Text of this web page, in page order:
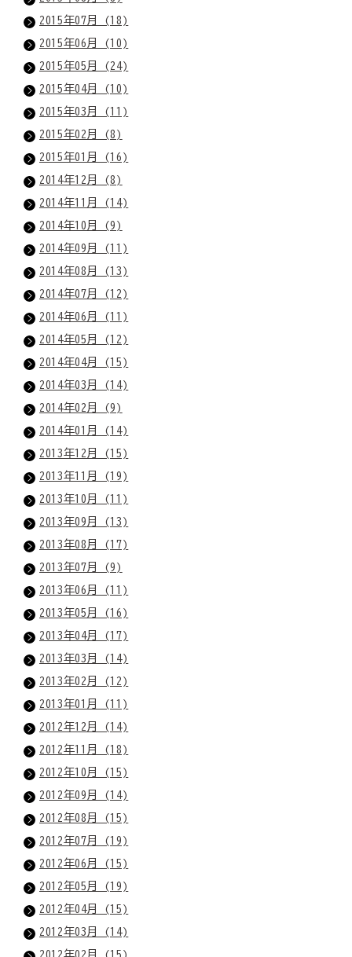
2015年07月 (18)
2015年06月 (10)
2015年05月 (24)
2015年04月 (10)
2015年03月 (11)
2015年02月 (8)
2015年01月 (16)
2014年12月 (8)
2014年11月 (14)
2014年10月 (9)
2014年09月 (11)
2014年08月 (13)
2014年07月 (12)
2014年06月 (11)
2014年05月 (12)
2014年04月 (15)
2014年03月 (14)
2014年02月 (9)
2014年01月 (14)
2013年12月 (15)
2013年11月 (19)
2013年10月 (11)
2013年09月 (13)
2013年08月 (17)
2013年07月 (9)
2013年06月 (11)
2013年05月 (16)
2013年04月 (17)
2013年03月 (14)
2013年02月 (12)
2013年01月 (11)
2012年12月 (14)
2012年11月 (18)
2012年10月 (15)
2012年09月 (14)
2012年08月 (15)
2012年07月 (19)
2012年06月 (15)
2012年05月 (19)
2012年04月 (15)
2012年03月 (14)
2012年02月 (15)